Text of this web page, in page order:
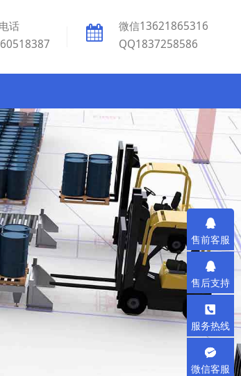
话
微信13621865316
QQ1837258586
售前客服
售后支持
服务热线
微信客服